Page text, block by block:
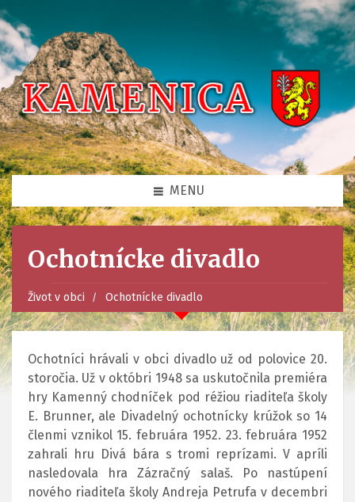
MENU
Ochotnícke divadlo
Život v obci Ochotnícke divadlo
Ochotníci hrávali v obci divadlo už od polovice 20.
storočia. Už v októbri 1948 sa uskutočnila premiéra
hry Kamenný chodníček pod réžiou riaditeľa školy
E. Brunner, ale Divadelný ochotnícky krúžok so 14
členmi vznikol 15. februára 1952. 23. februára 1952
zahrali hru Divá bára s tromi reprízami. V apríli
nasledovala hra Zázračný salaš. Po nastúpení
nového riaditeľa školy Andreja Petrufa v decembri